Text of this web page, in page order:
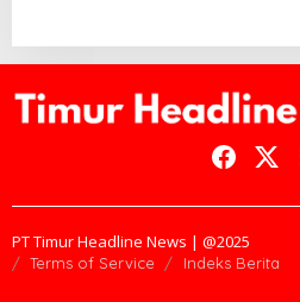
PT Timur Headline News | @2025
Terms of Service Indeks Berita